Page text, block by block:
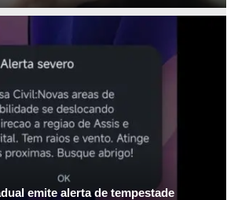
emite alerta de tempestade